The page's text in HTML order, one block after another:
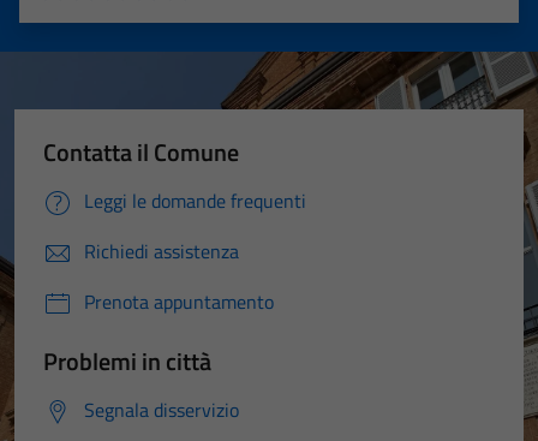
Valuta 5 stelle su 5
Valuta 4 stelle su 5
Valuta 3 stelle su 5
Valuta 2 stelle su 5
Valuta 1 stelle su 5
Contatta il Comune
Leggi le domande frequenti
Richiedi assistenza
Prenota appuntamento
Problemi in città
Segnala disservizio